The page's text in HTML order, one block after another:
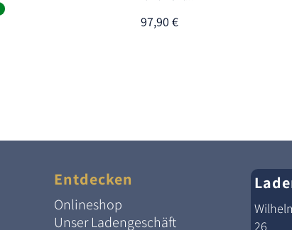
97,90€
Entdecken
Onlineshop
Unser Ladengeschäft
26